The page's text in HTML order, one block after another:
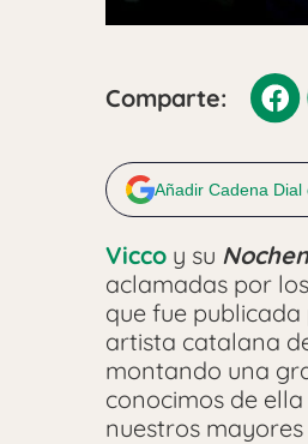
Comparte:
Añadir Cadena Dial
Vicco y su
aclamadas por
que fue
artista catalana
montando una
conocimos de
nuestros